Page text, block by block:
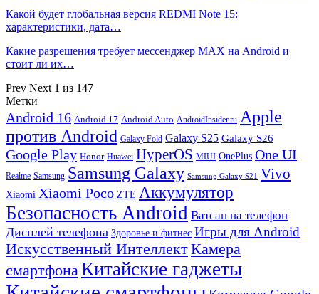
Какой будет глобальная версия REDMI Note 15:
характеристики, дата…
Какие разрешения требует мессенджер MAX на Android и
стоит ли их…
Prev Next 1 из 147
Метки
Android 16 Android 17 Android Auto AndroidInsider.ru Apple
против Android Galaxy Fold Galaxy S25 Galaxy S26
Google Play Honor Huawei HyperOS MIUI OnePlus One UI
Realme Samsung Samsung Galaxy Samsung Galaxy S21 Vivo
Xiaomi Xiaomi Poco ZTE Аккумулятор
Безопасность Android Ватсап на телефон
Дисплей телефона Здоровье и фитнес Игры для Android
Искусственный ИнтеллектКамера
смартфонаКитайские гаджеты